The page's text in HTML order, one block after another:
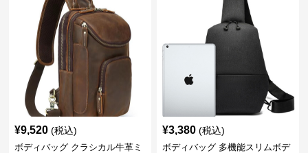
¥9,520 (税込)
ボディバッグ クラシカル牛革ミ
¥3,380 (税込)
ボディバッグ 多機能スリムボデ